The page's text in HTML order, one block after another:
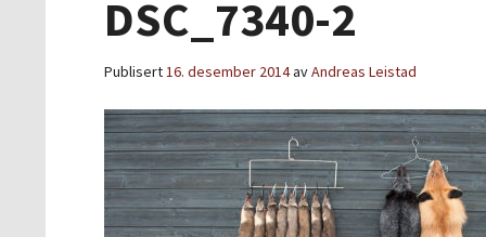
DSC_7340-2
Publisert16. desember 2014avAndreas Leistad